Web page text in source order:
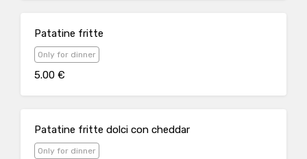
Patatine fritte
Only for dinner
5.00 €
Patatine fritte dolci con cheddar
Only for dinner